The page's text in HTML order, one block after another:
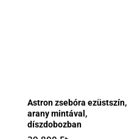
Astron zsebóra ezüstszín,
arany mintával,
díszdobozban